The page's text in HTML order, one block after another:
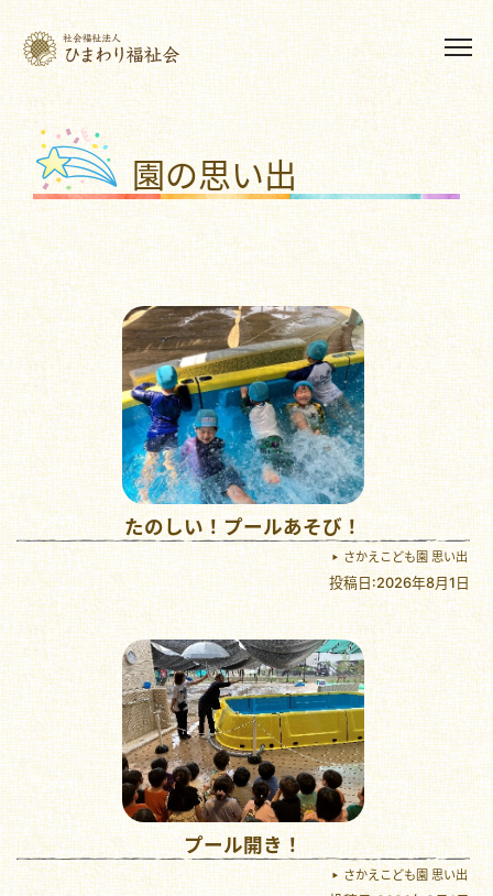
園の思い出
たのしい！プールあそび！
さかえこども園 思い出
投稿日:2026年8月1日
プール開き！
さかえこども園 思い出